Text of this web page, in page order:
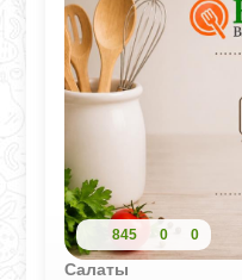
845 0 0
Салаты